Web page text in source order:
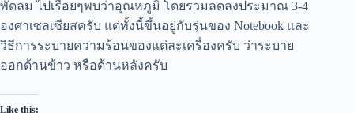
พัดลม ไปเรื่อยๆพบว่าอุณหภูมิ โดยรวมลดลงประมาณ 3-4
องศาเซลเซียสครับ แต่ทั้งนี้ขึ้นอยู่กับรุ่นของ Notebook และ
วิธีการระบายความร้อนของแต่ละเครื่องครับ ว่าระบาย
ออกด้านข้าว หรือด้านหลังครับ
Like this: